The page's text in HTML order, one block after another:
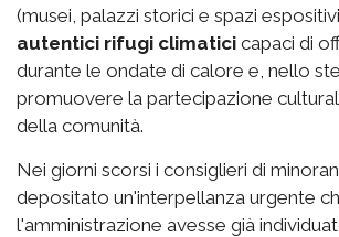
(musei, palazzi storici e spazi
autentici rifugi climatici capaci di
durante le ondate di calore e, nello
promuovere la partecipazione
della comunità.
Nei giorni scorsi i consiglieri di
depositato un'interpellanza urgente
l'amministrazione avesse già